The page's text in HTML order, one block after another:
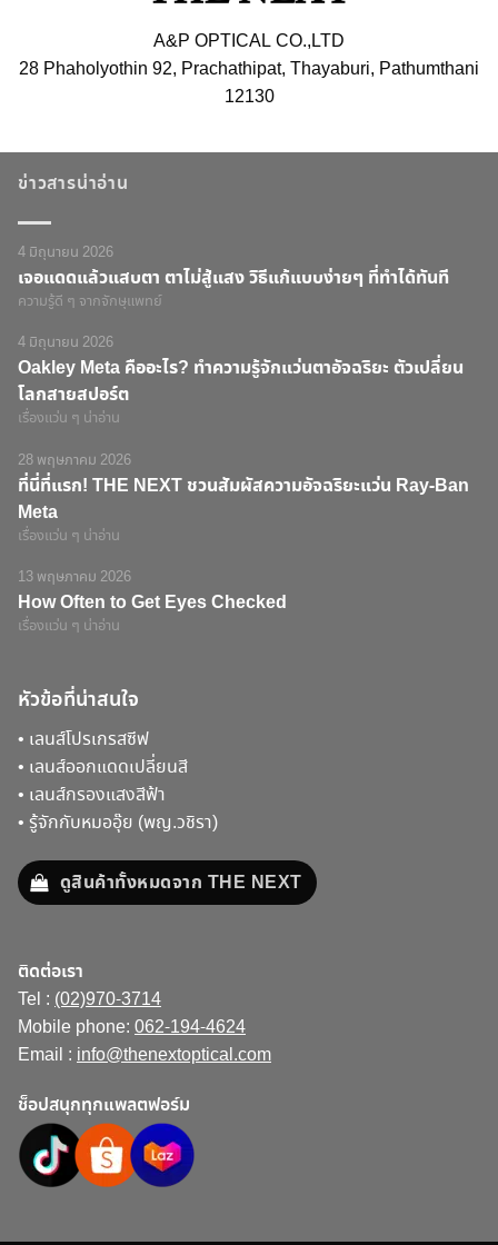
A&P OPTICAL CO.,LTD
28 Phaholyothin 92, Prachathipat, Thayaburi, Pathumthani
12130
ข่าวสารน่าอ่าน
4 มิถุนายน 2026
เจอแดดแล้วแสบตา ตาไม่สู้แสง วิธีแก้แบบง่ายๆ ที่ทำได้ทันที
ความรู้ดี ๆ จากจักษุแพทย์
4 มิถุนายน 2026
Oakley Meta คืออะไร? ทำความรู้จักแว่นตาอัจฉริยะ ตัวเปลี่ยน
โลกสายสปอร์ต
เรื่องแว่น ๆ น่าอ่าน
28 พฤษภาคม 2026
ที่นี่ที่แรก! THE NEXT ชวนสัมผัสความอัจฉริยะแว่น Ray-Ban
Meta
เรื่องแว่น ๆ น่าอ่าน
13 พฤษภาคม 2026
How Often to Get Eyes Checked
เรื่องแว่น ๆ น่าอ่าน
หัวข้อที่น่าสนใจ
• เลนส์โปรเกรสซีฟ
• เลนส์ออกแดดเปลี่ยนสี
• เลนส์กรองแสงสีฟ้า
• รู้จักกับหมออุ๊ย (พญ.วชิรา)
ดูสินค้าทั้งหมดจาก THE NEXT
ติดต่อเรา
Tel : (02)970-3714
Mobile phone: 062-194-4624
Email : info@thenextoptical.com
ช็อปสนุกทุกแพลตฟอร์ม